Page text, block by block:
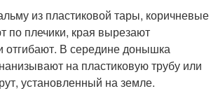
из пластиковой тары, коричневые
по плечики, края вырезают
отгибают. В середине донышка
на пластиковую трубу или
установленный на земле.